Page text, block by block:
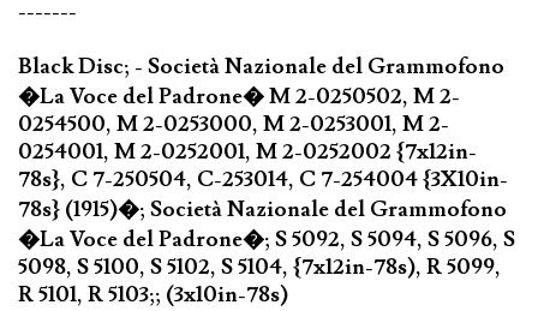
-------
Black Disc; - Società Nazionale del Grammofono
�La Voce del Padrone� M 2-0250502, M 2-
0254500, M 2-0253000, M 2-0253001, M 2-
0254001, M 2-0252001, M 2-0252002 {7x12in-
78s}, C 7-250504, C-253014, C 7-254004 {3X10in-
78s} (1915)�; Società Nazionale del Grammofono
�La Voce del Padrone�; S 5092, S 5094, S 5096, S
5098, S 5100, S 5102, S 5104, {7x12in-78s), R 5099,
R 5101, R 5103;; (3x10in-78s)